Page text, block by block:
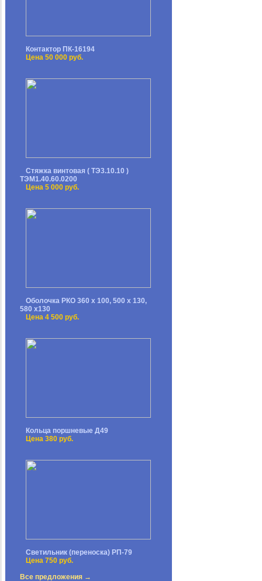
Контактор ПК-16194
Цена 50 000 руб.
Стяжка винтовая ( ТЭ3.10.10 )
ТЭМ1.40.60.0200
Цена 5 000 руб.
Оболочка РКО 360 х 100, 500 х 130,
580 х130
Цена 4 500 руб.
Кольца поршневые Д49
Цена 380 руб.
Светильник (переноска) РП-79
Цена 750 руб.
Все предложения →